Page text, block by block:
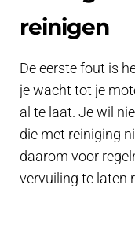
reinigen
De eerste fout is
je wacht tot je
al te laat. Je wil
die met reiniging
daarom voor
vervuiling te laten